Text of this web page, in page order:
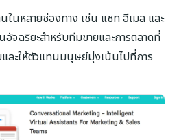
ในหลายช่องทาง เช่น แชท อีเมล และ
จฉริยะสำหรับทีมขายและการตลาดที่
ละให้ตัวแทนมนุษย์มุ่งเน้นไปที่การ